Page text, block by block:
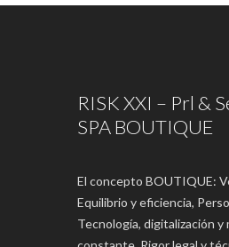
RISK XXI – Prl &
SPA BOUTIQUE
El concepto BOUTIQUE:
Equilibrio y eficiencia,
Tecnología, digitalización y